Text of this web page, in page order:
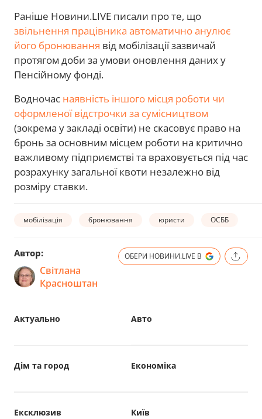
Раніше Новини.LIVE писали про те, що
звільнення працівника автоматично анулює
його бронювання від мобілізації зазвичай
протягом доби за умови оновлення даних у
Пенсійному фонді.
Водночас наявність іншого місця роботи чи
оформленої відстрочки за сумісництвом
(зокрема у закладі освіти) не скасовує право на
бронь за основним місцем роботи на критично
важливому підприємстві та враховується під час
розрахунку загальної квоти незалежно від
розміру ставки.
мобілізація бронювання юристи ОСББ
Автор:
Світлана
Красноштан
ОБЕРИ НОВИНИ.LIVE В
Авто
Актуально
Дім та город Економіка
Ексклюзив Київ